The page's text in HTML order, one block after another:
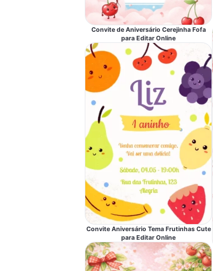
Convite de Aniversário Cerejinha Fofa
para Editar Online
Convite Aniversário Tema Frutinhas Cute
para Editar Online